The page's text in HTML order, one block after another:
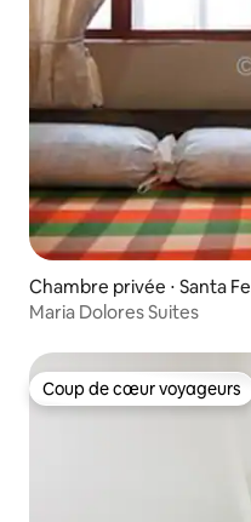
Chambre privée ⋅ Santa Fe
Maria Dolores Suites
Coup de cœur voyageurs
Coup de cœur voyageurs